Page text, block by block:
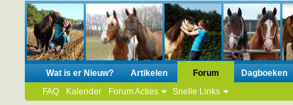
Wat is er Nieuw? Artikelen
Forum
FAQ
Kalender Forum Acties Snelle Links
Dagboeken